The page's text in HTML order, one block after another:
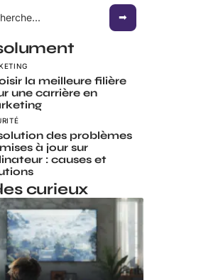
la meilleure filière
une carrière en
des problèmes
à jour sur
: causes et
curieux